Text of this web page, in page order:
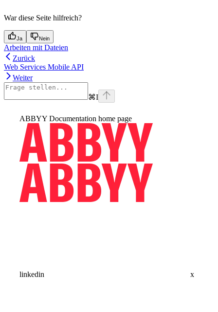
War diese Seite hilfreich?
Ja Nein
Arbeiten mit Dateien
Zurück
Web Services Mobile API
Weiter
⌘I
ABBYY Documentation home page
linkedin x